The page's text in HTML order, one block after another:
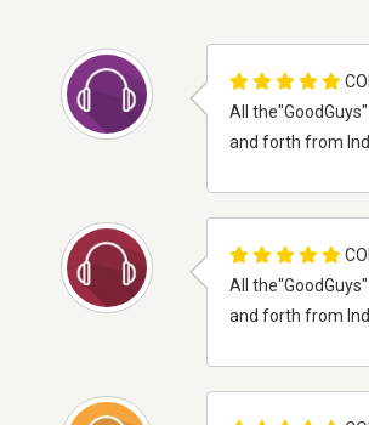
All
and forth from
All
and forth from